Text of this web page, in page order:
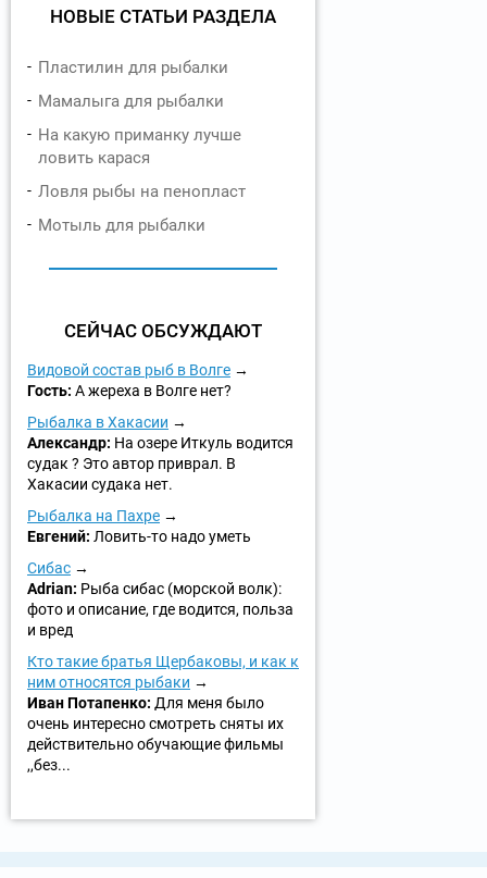
НОВЫЕ СТАТЬИ РАЗДЕЛА
Пластилин для рыбалки
Мамалыга для рыбалки
На какую приманку лучше
ловить карася
Ловля рыбы на пенопласт
Мотыль для рыбалки
СЕЙЧАС ОБСУЖДАЮТ
Видовой состав рыб в Волге
Гость: А жереха в Волге нет?
Рыбалка в Хакасии
Александр: На озере Иткуль водится
судак ? Это автор приврал. В
Хакасии судака нет.
Рыбалка на Пахре
Евгений: Ловить-то надо уметь
Сибас
Adrian: Рыба сибас (морской волк):
фото и описание, где водится, польза
и вред
Кто такие братья Щербаковы, и как к
ним относятся рыбаки
Иван Потапенко: Для меня было
очень интересно смотреть сняты их
действительно обучающие фильмы
,,без...